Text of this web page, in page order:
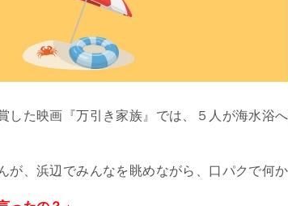
した映画『万引き家族』では、５人が海水浴
、浜辺でみんなを眺めながら、口パクで何か